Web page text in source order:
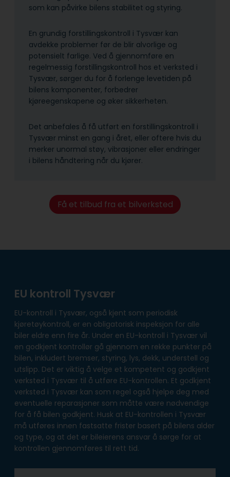
som kan påvirke bilens stabilitet og styring.
En grundig forstillingskontroll i Tysvær kan
avdekke problemer før de blir alvorlige og
potensielt farlige. Ved å gjennomføre en
regelmessig forstillingskontroll hos et verksted i
Tysvær, sørger du for å forlenge levetiden på
bilens komponenter, forbedrer
kjøreegenskapene og øker sikkerheten.
Det anbefales å få utført en forstillingskontroll i
Tysvær minst en gang i året, eller oftere hvis du
merker unormal støy, vibrasjoner eller endringer
i bilens håndtering når du kjører.
Få et tilbud fra et bilverksted
EU kontroll Tysvær
EU-kontroll i Tysvær, også kjent som periodisk
kjøretøykontroll, er en obligatorisk inspeksjon for alle
biler eldre enn fire år. Under en EU-kontroll i Tysvær vil
en godkjent kontrollør gå gjennom en rekke punkter på
bilen, inkludert bremser, styring, lys, dekk, understell og
utslipp. Det er viktig å velge et kompetent og godkjent
verksted i Tysvær til å utføre EU-kontrollen. Et godkjent
verksted i Tysvær kan som regel også hjelpe deg med
eventuelle reparasjoner som måtte være nødvendige
for å få bilen godkjent. Husk at EU-kontrollen i Tysvær
må utføres innen fastsatte frister basert på bilens alder
og type, og at det er bileierens ansvar å sørge for at
kontrollen gjennomføres til rett tid.